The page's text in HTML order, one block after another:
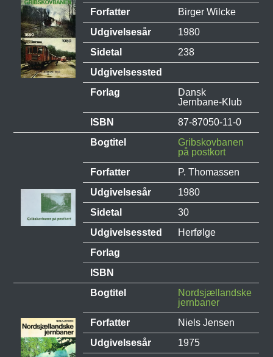
Forfatter
Birger Wilcke
Udgivelsesår
1980
Sidetal
238
Udgivelsessted
Forlag
Dansk
Jernbane-Klub
ISBN
87-87050-11-0
Bogtitel
Gribskovbanen
på postkort
Forfatter
P. Thomassen
Udgivelsesår
1980
Sidetal
30
Udgivelsessted
Herfølge
Forlag
ISBN
Bogtitel
Nordsjællandske
jernbaner
Forfatter
Niels Jensen
Udgivelsesår
1975